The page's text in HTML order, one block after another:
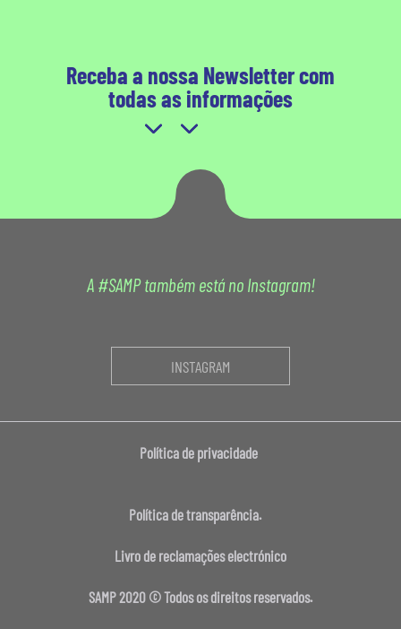
Receba a nossa Newsletter com
todas as informações
A #SAMP também está no Instagram!
INSTAGRAM
Política de privacidade
Política de transparência.
Livro de reclamações electrónico
SAMP 2020 © Todos os direitos reservados.